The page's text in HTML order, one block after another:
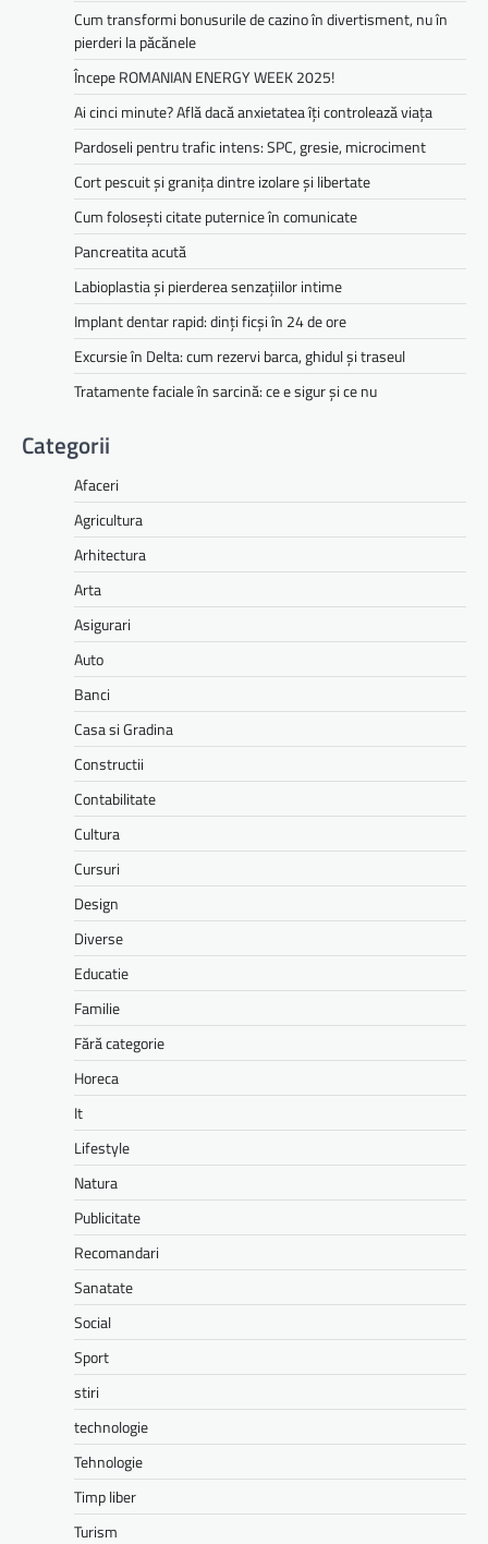
Cum transformi bonusurile de cazino în divertisment, nu în
pierderi la păcănele
Începe ROMANIAN ENERGY WEEK 2025!
Ai cinci minute? Află dacă anxietatea îți controlează viața
Pardoseli pentru trafic intens: SPC, gresie, microciment
Cort pescuit și granița dintre izolare și libertate
Cum folosești citate puternice în comunicate
Pancreatita acută
Labioplastia și pierderea senzațiilor intime
Implant dentar rapid: dinți ficși în 24 de ore
Excursie în Delta: cum rezervi barca, ghidul și traseul
Tratamente faciale în sarcină: ce e sigur și ce nu
Categorii
Afaceri
Agricultura
Arhitectura
Arta
Asigurari
Auto
Banci
Casa si Gradina
Constructii
Contabilitate
Cultura
Cursuri
Design
Diverse
Educatie
Familie
Fără categorie
Horeca
It
Lifestyle
Natura
Publicitate
Recomandari
Sanatate
Social
Sport
stiri
technologie
Tehnologie
Timp liber
Turism